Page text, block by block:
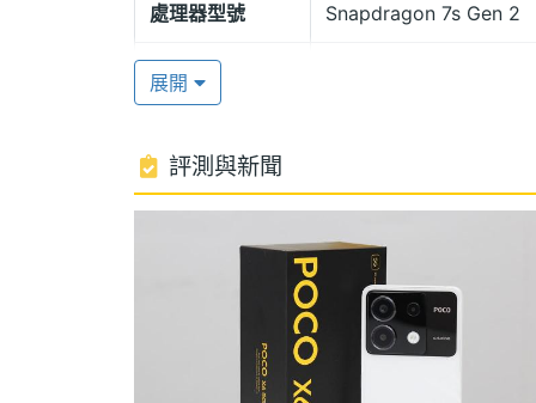
POCO X6 5G 運行 Android 14 作業系
Gen 2 八核心處理器，內建 12GB RAM /
藍牙 5.2、NFC、紅外線遙控器； 並使
2.0、智慧充電引擎，改善耗電量以及延長
POCO X6 5G 後置 6,400 萬畫素主鏡頭
主鏡頭具備 OIS 和 EIS 雙重防手震，拍
加快門、色彩準確度，大幅提升拍攝體
相機與自然濾鏡，拍攝、創作一手掌握
處理器型號 Snapdragon 7s Gen 2
處理器時脈
圖形處理器 Adreno 710
RAM記憶體 12 GB
LPDDR4X
ROM儲存空間
展開
評測與新聞